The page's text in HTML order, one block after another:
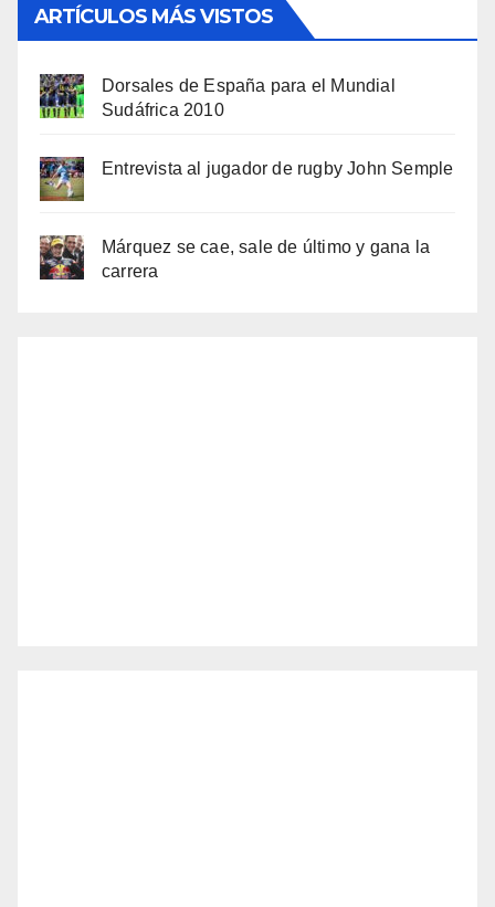
ARTÍCULOS MÁS VISTOS
Dorsales de España para el Mundial
Sudáfrica 2010
Entrevista al jugador de rugby John Semple
Márquez se cae, sale de último y gana la
carrera